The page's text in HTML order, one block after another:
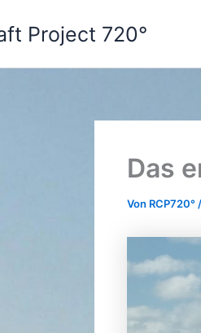
Project 720°
Das
Von RCP720°